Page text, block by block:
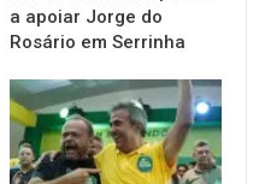
a apoiar Jorge do
Rosário em Serrinha